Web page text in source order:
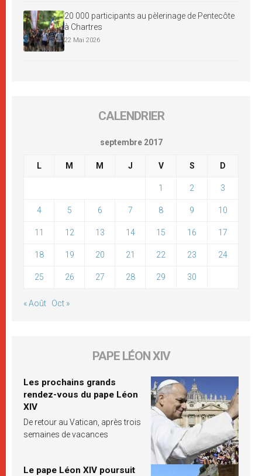
20 000 participants au pèlerinage de Pentecôte
à Chartres
22 Mai 2026
CALENDRIER
septembre 2017
L M M J V S D
1 2 3
4 5 6 7 8 9 10
11 12 13 14 15 16 17
18 19 20 21 22 23 24
25 26 27 28 29 30
« Août Oct »
PAPE LÉON XIV
Les prochains grands
rendez-vous du pape Léon
XIV
De retour au Vatican, après trois
semaines de vacances
Le pape Léon XIV poursuit